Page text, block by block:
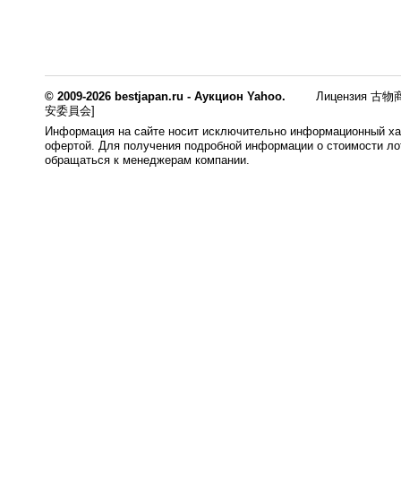
© 2009-2026 bestjapan.ru - Аукцион Yahoo.
Лицензия 古物
安委員会]
Информация на сайте носит исключительно информационный
офертой. Для получения подробной информации о стоимости
обращаться к менеджерам компании.